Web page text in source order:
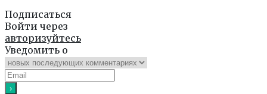
Подписаться
Войти через
авторизуйтесь
Уведомить о